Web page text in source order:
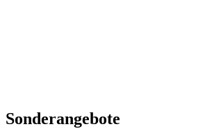
Sonderangebote